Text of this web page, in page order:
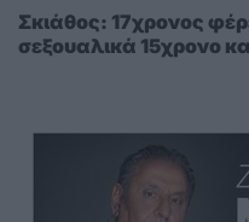
Σκιάθος: 17χρονος
σεξουαλικά 15χρονο